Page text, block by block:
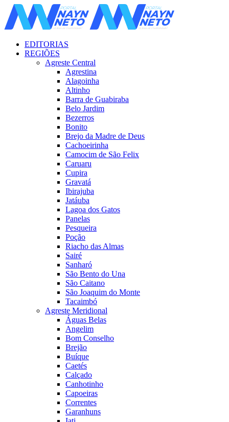
EDITORIAS
REGIÕES
Agreste Central
Agrestina
Alagoinha
Altinho
Barra de Guabiraba
Belo Jardim
Bezerros
Bonito
Brejo da Madre de Deus
Cachoeirinha
Camocim de São Felix
Caruaru
Cupira
Gravatá
Ibirajuba
Jatáuba
Lagoa dos Gatos
Panelas
Pesqueira
Poção
Riacho das Almas
Sairé
Sanharó
São Bento do Una
São Caitano
São Joaquim do Monte
Tacaimbó
Agreste Meridional
Águas Belas
Angelim
Bom Conselho
Brejão
Buíque
Caetés
Calçado
Canhotinho
Capoeiras
Correntes
Garanhuns